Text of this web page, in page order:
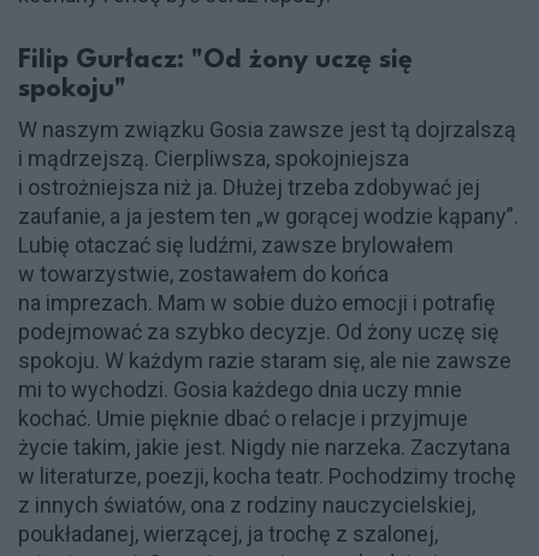
Filip Gurłacz: "Od żony uczę się
spokoju"
W naszym związku Gosia zawsze jest tą dojrzalszą
i mądrzejszą. Cierpliwsza, spokojniejsza
i ostrożniejsza niż ja. Dłużej trzeba zdobywać jej
zaufanie, a ja jestem ten „w gorącej wodzie kąpany”.
Lubię otaczać się ludźmi, zawsze brylowałem
w towarzystwie, zostawałem do końca
na imprezach. Mam w sobie dużo emocji i potrafię
podejmować za szybko decyzje. Od żony uczę się
spokoju. W każdym razie staram się, ale nie zawsze
mi to wychodzi. Gosia każdego dnia uczy mnie
kochać. Umie pięknie dbać o relacje i przyjmuje
życie takim, jakie jest. Nigdy nie narzeka. Zaczytana
w literaturze, poezji, kocha teatr. Pochodzimy trochę
z innych światów, ona z rodziny nauczycielskiej,
poukładanej, wierzącej, ja trochę z szalonej,